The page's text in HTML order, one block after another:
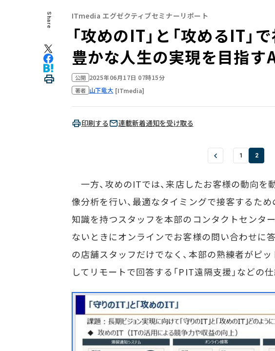
Share ITmedia エグゼクティブセミナーリポート
「攻めのIT」と「攻めるIT」
豊かな人生の実現を目指す
公開 2025年06月17日 07時15分
著者 山下竜大 [ITmedia]
印刷する 連載新着通知を受け取る
1 2
一方、攻めのITでは、来店したお客様の動向を
像分析を行い、最適なタイミングで接客するため
知識を持つスタッフを本部のコンタクトセンタ
ないときにオンラインでお客様の問い合わせに答
の店舗スタッフだけでなく、本部の熟練者がピ
してリモートで回答する「PIT遠隔支援」などの